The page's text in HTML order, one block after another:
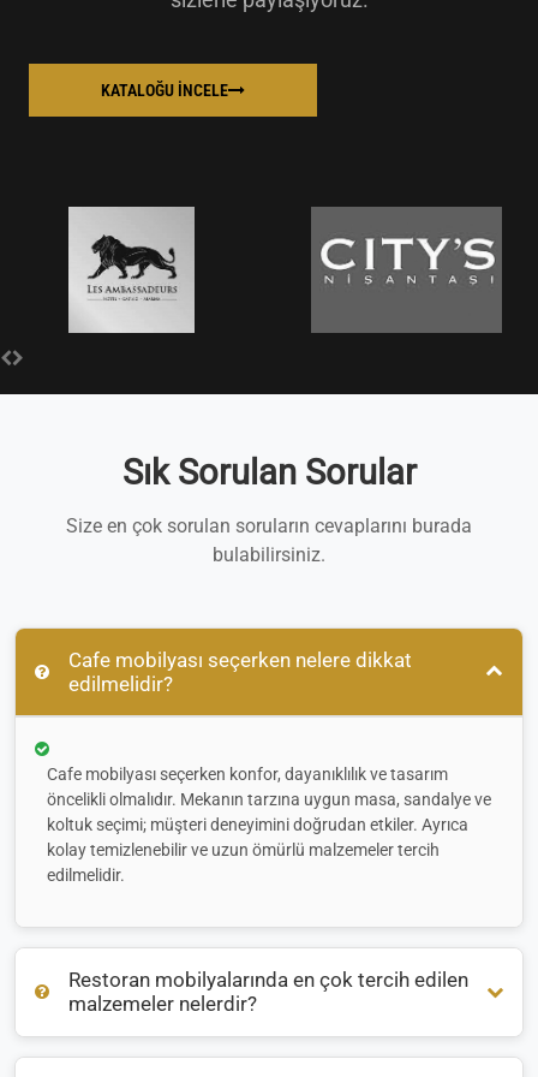
KATALOĞU İNCELE
Sık Sorulan Sorular
Size en çok sorulan soruların cevaplarını burada
bulabilirsiniz.
Cafe mobilyası seçerken nelere dikkat
edilmelidir?
Cafe mobilyası seçerken konfor, dayanıklılık ve tasarım
öncelikli olmalıdır. Mekanın tarzına uygun masa, sandalye ve
koltuk seçimi; müşteri deneyimini doğrudan etkiler. Ayrıca
kolay temizlenebilir ve uzun ömürlü malzemeler tercih
edilmelidir.
Restoran mobilyalarında en çok tercih edilen
malzemeler nelerdir?